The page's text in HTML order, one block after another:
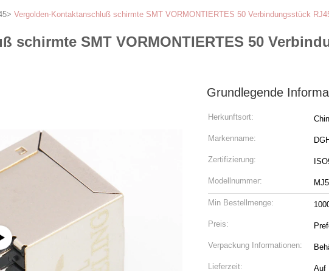
> Vergolden-Kontaktanschluß schirmte SMT VORMONTIERTES 50 Verbindungsstück
schirmte SMT VORMONTIERTES 50
Grundlegende
Herkunftsort:
Markenname:
Zertifizierung:
Modellnummer:
Min Bestellmenge:
Preis:
Verpackung Informationen:
Lieferzeit: Auf